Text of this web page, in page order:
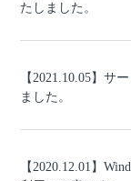
たしました。
【2021.10.05】サ
ました。
【2020.12.01】